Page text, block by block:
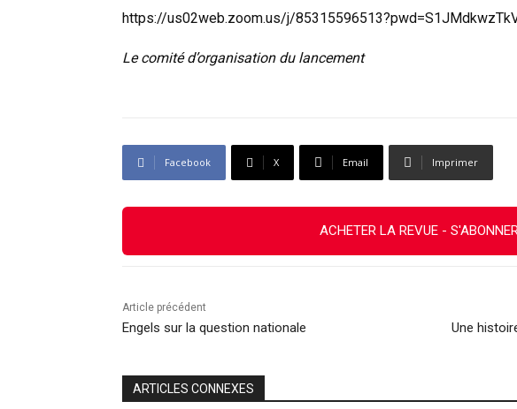
https://us02web.zoom.us/j/
Le comité d’organisation du lancement
Facebook X Email Imprimer
ACHETER LA REVUE -
Article précédent
Engels sur la question nationale Une
ARTICLES CONNEXES